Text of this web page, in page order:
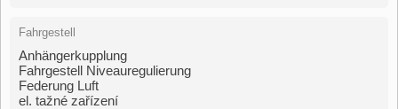
Fahrgestell
Anhängerkupplung
Fahrgestell Niveauregulierung
Federung Luft
el. tažné zařízení